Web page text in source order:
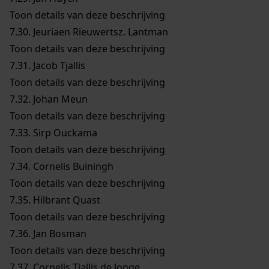
Toon details van deze beschrijving
7.30. Jeuriaen Rieuwertsz. Lantman
Toon details van deze beschrijving
7.31. Jacob Tjallis
Toon details van deze beschrijving
7.32. Johan Meun
Toon details van deze beschrijving
7.33. Sirp Ouckama
Toon details van deze beschrijving
7.34. Cornelis Buiningh
Toon details van deze beschrijving
7.35. Hilbrant Quast
Toon details van deze beschrijving
7.36. Jan Bosman
Toon details van deze beschrijving